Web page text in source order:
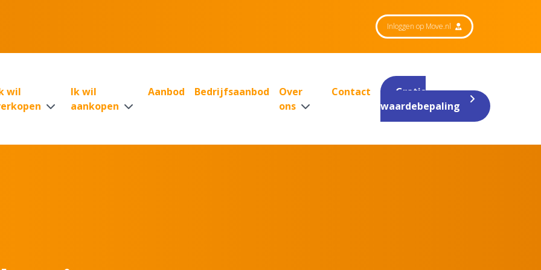
Inloggen op Move.nl
wil
Ik wil
aankopen
Aanbod Bedrijfsaanbod
Over
ons
Contact
Gratis
waardebepaling